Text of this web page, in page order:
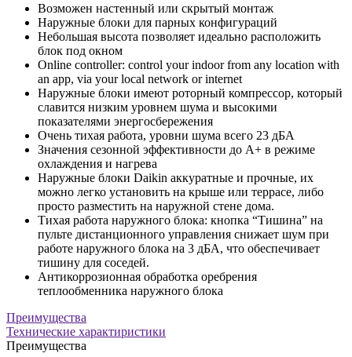
Возможен настенный или скрытый монтаж
Наружные блоки для парных конфигураций
Небольшая высота позволяет идеально расположить
блок под окном
Online controller: control your indoor from any location with
an app, via your local network or internet
Наружные блоки имеют роторный компрессор, который
славится низким уровнем шума и высокими
показателями энергосбережения
Очень тихая работа, уровни шума всего 23 дБА
Значения сезонной эффективности до A+ в режиме
охлаждения и нагрева
Наружные блоки Daikin аккуратные и прочные, их
можно легко установить на крыше или террасе, либо
просто разместить на наружной стене дома.
Тихая работа наружного блока: кнопка “Тишина” на
пульте дистанционного управления снижает шум при
работе наружного блока на 3 дБA, что обеспечивает
тишину для соседей.
Антикоррозионная обработка оребрения
теплообменника наружного блока
Преимущества
Технические характиристики
Преимущества